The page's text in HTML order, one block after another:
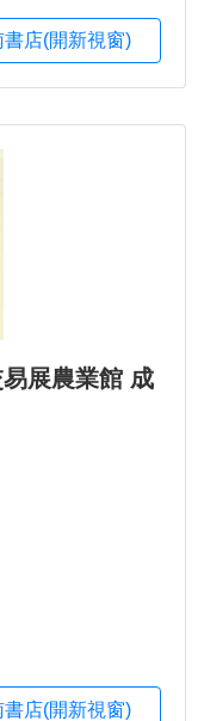
書店(開新視窗)
展農業館 成
書店(開新視窗)